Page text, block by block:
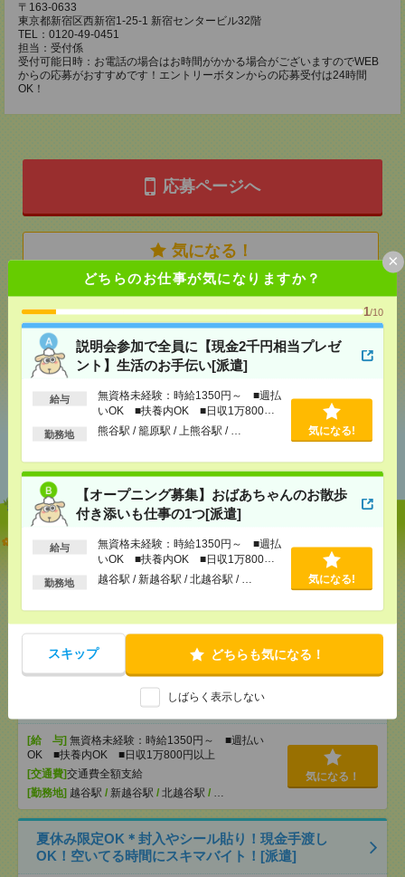
どちらのお仕事が気になりますか？
1/10
説明会参加で全員に【現金2千円相当プレゼ
ント】生活のお手伝い[派遣]
給与
無資格未経験：時給1350円～ ■週払
いOK ■扶養内OK ■日収1万800円
以上
勤務地 熊谷駅 / 籠原駅 / 上熊谷駅 / … 気になる!
【オープニング募集】おばあちゃんのお散歩
付き添いも仕事の1つ[派遣]
給与
無資格未経験：時給1350円～ ■週払
いOK ■扶養内OK ■日収1万800円
以上
勤務地 越谷駅 / 新越谷駅 / 北越谷駅 / … 気になる!
スキップ どちらも気になる！
しばらく表示しない
×
〒163-0633
東京都新宿区西新宿1-25-1 新宿センタービル32階
TEL：0120-49-0451
担当：受付係
受付可能日時：お電話の場合はお時間がかかる場合がございますのでWEB
からの応募がおすすめです！エントリーボタンからの応募受付は24時間
OK！
応募ページへ
気になる！
メールで送る LINEで送る
シェア ツイート
おすすめ
説明会参加で全員に【現金2千円相当プレゼント】生
活のお手伝い[派遣]
[給 与]無資格未経験：時給1350円～ ■週払い
[交通費]交通費全額支給
気になる！
【オープニング募集】おばあちゃんのお散歩付き添
いも仕事の1つ[派遣]
[給 与] 無資格未経験：時給1350円～ ■週払い
OK ■扶養内OK ■日収1万800円以上
[交通費]交通費全額支給
[勤務地] 越谷駅 / 新越谷駅 / 北越谷駅 / …
気になる！
夏休み限定OK＊封入やシール貼り！現金手渡し
OK！空いてる時間にスキマバイト！[派遣]